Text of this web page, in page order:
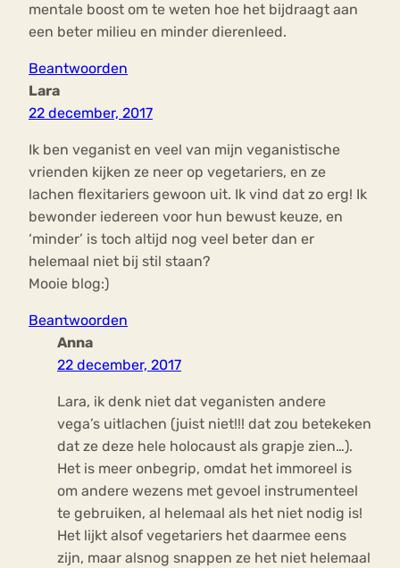
mentale boost om te weten hoe het bijdraagt aan
een beter milieu en minder dierenleed.
Beantwoorden
Lara
22 december, 2017
Ik ben veganist en veel van mijn veganistische
vrienden kijken ze neer op vegetariers, en ze
lachen flexitariers gewoon uit. Ik vind dat zo erg! Ik
bewonder iedereen voor hun bewust keuze, en
‘minder’ is toch altijd nog veel beter dan er
helemaal niet bij stil staan?
Mooie blog:)
Beantwoorden
Anna
22 december, 2017
Lara, ik denk niet dat veganisten andere
vega’s uitlachen (juist niet!!! dat zou betekeken
dat ze deze hele holocaust als grapje zien…).
Het is meer onbegrip, omdat het immoreel is
om andere wezens met gevoel instrumenteel
te gebruiken, al helemaal als het niet nodig is!
Het lijkt alsof vegetariers het daarmee eens
zijn, maar alsnog snappen ze het niet helemaal